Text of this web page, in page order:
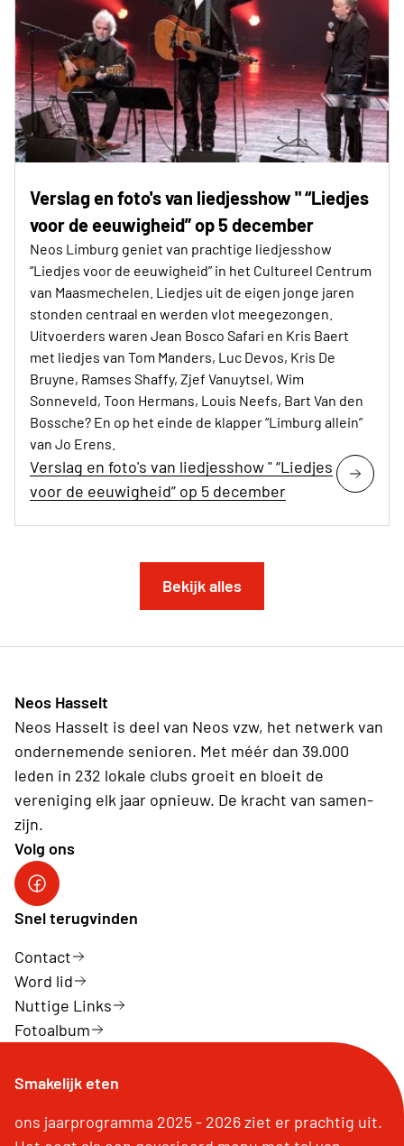
Verslag en foto's van liedjesshow " “Liedjes
voor de eeuwigheid” op 5 december
Neos Limburg geniet van prachtige liedjesshow
“Liedjes voor de eeuwigheid” in het Cultureel Centrum
van Maasmechelen. Liedjes uit de eigen jonge jaren
stonden centraal en werden vlot meegezongen.
Uitvoerders waren Jean Bosco Safari en Kris Baert
met liedjes van Tom Manders, Luc Devos, Kris De
Bruyne, Ramses Shaffy, Zjef Vanuytsel, Wim
Sonneveld, Toon Hermans, Louis Neefs, Bart Van den
Bossche? En op het einde de klapper “Limburg allein”
van Jo Erens.
Verslag en foto's van liedjesshow " “Liedjes
voor de eeuwigheid” op 5 december
Bekijk alles
Neos Hasselt
Neos Hasselt is deel van Neos vzw, het netwerk van
ondernemende senioren. Met méér dan 39.000
leden in 232 lokale clubs groeit en bloeit de
vereniging elk jaar opnieuw. De kracht van samen-
zijn.
Volg ons
Neos Hasselt
Snel terugvinden
Contact
Word lid
Nuttige Links
Fotoalbum
Smakelijk eten
ons jaarprogramma 2025 - 2026 ziet er prachtig uit.